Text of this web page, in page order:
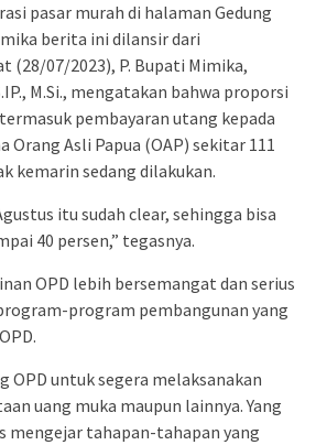
pasar murah di halaman Gedung
berita ini dilansir dari
(28/07/2023), P. Bupati Mimika,
M.Si., mengatakan bahwa proporsi
pembayaran utang kepada
Orang Asli Papua (OAP) sekitar 111
kemarin sedang dilakukan.
itu sudah clear, sehingga bisa
40 persen,” tegasnya.
OPD lebih bersemangat dan serius
program pembangunan yang
OPD untuk segera melaksanakan
uang muka maupun lainnya. Yang
mengejar tahapan-tahapan yang